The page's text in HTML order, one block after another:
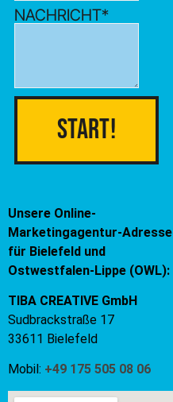
NACHRICHT*
Start!
Unsere Online-
Marketingagentur-Adresse
für Bielefeld und
Ostwestfalen-Lippe (OWL):
TIBA CREATIVE GmbH
Sudbrackstraße 17
33611 Bielefeld
Mobil: +49 175 505 08 06